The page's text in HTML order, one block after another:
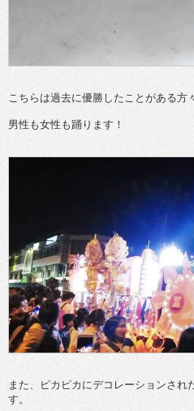
こちらは過去に優勝したことがある方
男性も女性も踊ります！
また、ピカピカにデコレーションされ
す。